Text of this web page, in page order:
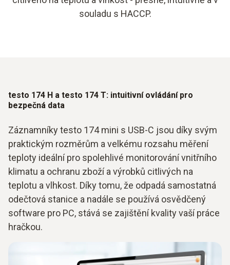
souladu s HACCP.
testo 174 H a testo 174 T: intuitivní ovládání pro
bezpečná data
Záznamníky testo 174 mini s USB-C jsou díky svým
praktickým rozměrům a velkému rozsahu měření
teploty ideální pro spolehlivé monitorování vnitřního
klimatu a ochranu zboží a výrobků citlivých na
teplotu a vlhkost. Díky tomu, že odpadá samostatná
odečtová stanice a nadále se používá osvědčený
software pro PC, stává se zajištění kvality vaší práce
hračkou.